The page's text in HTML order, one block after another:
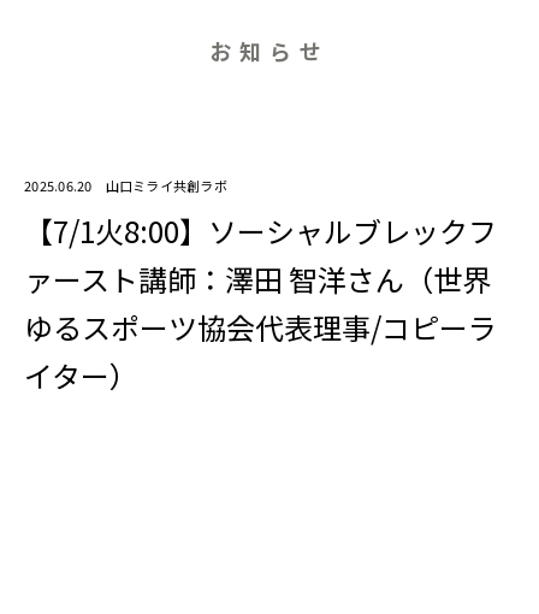
お知らせ
2025.06.20 山口ミライ共創ラボ
【7/1火8:00】ソーシャルブレックフ
ァースト講師：澤田 智洋さん（世界
ゆるスポーツ協会代表理事/コピーラ
イター）